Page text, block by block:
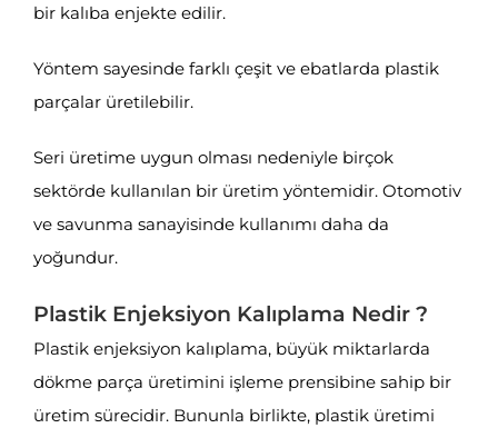
bir kalıba enjekte edilir.
Yöntem sayesinde farklı çeşit ve ebatlarda plastik
parçalar üretilebilir.
Seri üretime uygun olması nedeniyle birçok
sektörde kullanılan bir üretim yöntemidir. Otomotiv
ve savunma sanayisinde kullanımı daha da
yoğundur.
Plastik Enjeksiyon Kalıplama Nedir ?
Plastik enjeksiyon kalıplama, büyük miktarlarda
dökme parça üretimini işleme prensibine sahip bir
üretim sürecidir. Bununla birlikte, plastik üretimi